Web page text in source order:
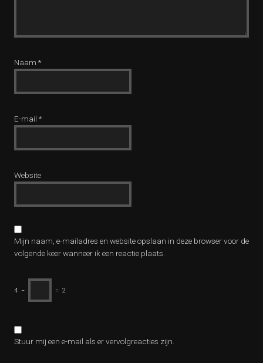
Naam *
E-mail *
Website
Mijn naam, e-mailadres en website opslaan in deze browser voor de
volgende keer wanneer ik een reactie plaats.
4 − = 2
Stuur mij een e-mail als er vervolgreacties zijn.